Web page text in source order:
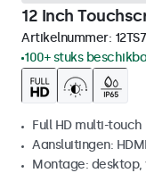
12 Inch
Artikelnummer: 12TS7
100+ stuks
Full HD multi-touch
Aansluitingen:
Montage: desktop,